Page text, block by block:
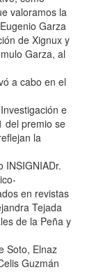
valoramos la
Garza
de Xignux y
Garza, al
a cabo en el
e
del premio se
la
INSIGNIADr.
en revistas
Tejada
de la Peña y
Soto, Elnaz
Guzmán